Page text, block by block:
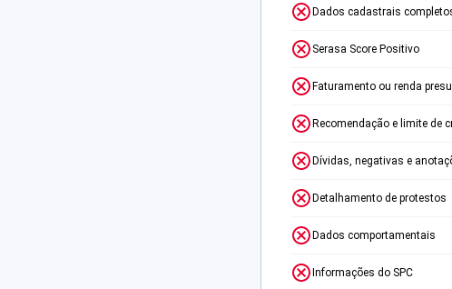
Dados cadastrais
Serasa Score Positivo
Faturamento ou renda
Recomendação e limite de
Dívidas, negativas e
Detalhamento de protestos
Dados comportamentais
Informações do SPC